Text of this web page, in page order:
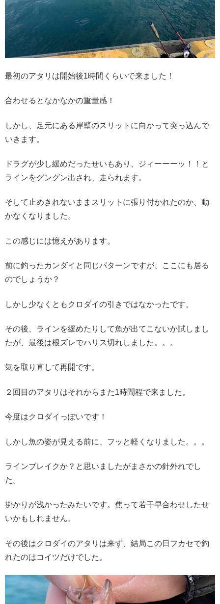
最初のアタリは開始後1時間くらいで来ました！
合わせるとなかなかの重量感！
しかし、足元にある岸壁のスリットに向かって突っ込んで
いきます。
ドラグが少し緩めだったせいもあり、ジィーーーッ！！と
ラインをグングン出され、走られます。
そして止めきれないままスリットに張り付かれたのか、動
かなくなりました。
この感じには憶えがあります。
前に釣ったカンダイと同じパターンですが、ここにも居る
のでしょうか？
しかし少なくともクロダイの引きではなかったです。
その後、ラインを緩めたりして魚が出てこないか試しまし
たが、最後は根ズレでハリス切れしました。。。
気を取り直して再開です。
２回目のアタリはそれからまた1時間程で来ました。
今度はクロダイっぽいです！
しかし魚の姿が見える前に、フッと軽くなりました。。。
ラインブレイクか？と思いましたがまさかの針外れでし
た。
掛かりが浅かったみたいです。焦って若干早合わせしたせ
いかもしれません。
その後はクロダイのアタリは来ず、結局この日フカセで釣
れたのはコイツだけでした。